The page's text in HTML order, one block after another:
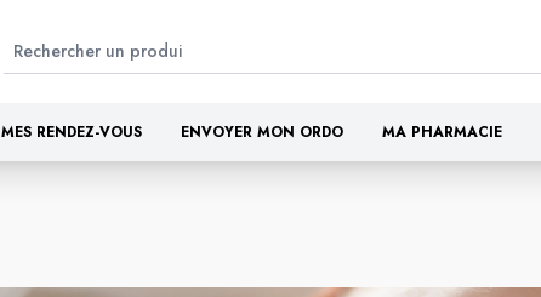
MES RENDEZ-VOUS ENVOYER MON ORDO MA PHARMACIE